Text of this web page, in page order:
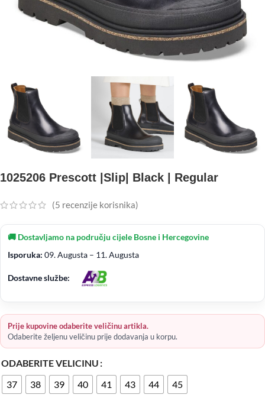
1025206 Prescott |Slip| Black | Regular
(5 recenzije korisnika)
🚚 Dostavljamo na području cijele Bosne i Hercegovine
Isporuka: 09. Augusta – 11. Augusta
Dostavne službe:
Prije kupovine odaberite veličinu artikla.
Odaberite željenu veličinu prije dodavanja u korpu.
ODABERITE VELICINU
37
38 39 40 41 43 44 45